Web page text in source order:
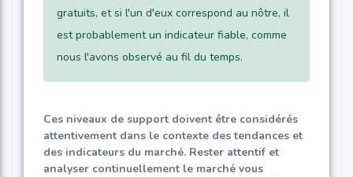
gratuits, et si l'un d'eux correspond au nôtre, il
est probablement un indicateur fiable, comme
nous l'avons observé au fil du temps.
Ces niveaux de support doivent être considérés
attentivement dans le contexte des tendances et
des indicateurs du marché. Rester attentif et
analyser continuellement le marché vous